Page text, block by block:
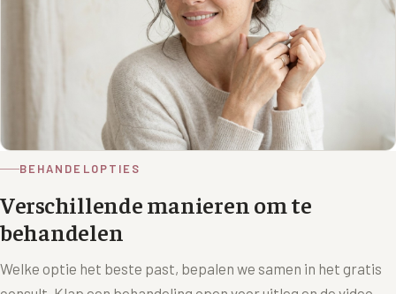
BEHANDELOPTIES
Verschillende manieren om te
behandelen
Welke optie het beste past, bepalen we samen in het gratis